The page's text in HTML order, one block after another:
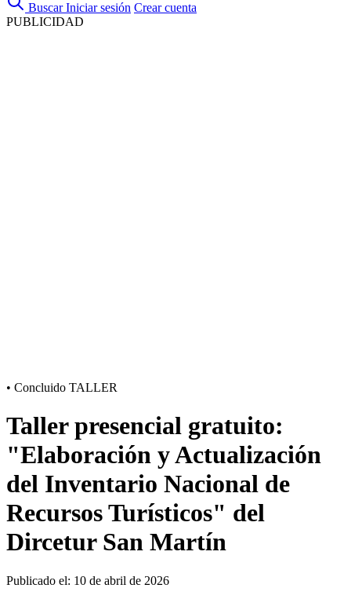
Buscar Iniciar sesión Crear cuenta
PUBLICIDAD
• Concluido TALLER
Taller presencial gratuito:
"Elaboración y Actualización
del Inventario Nacional de
Recursos Turísticos" del
Dircetur San Martín
Publicado el: 10 de abril de 2026